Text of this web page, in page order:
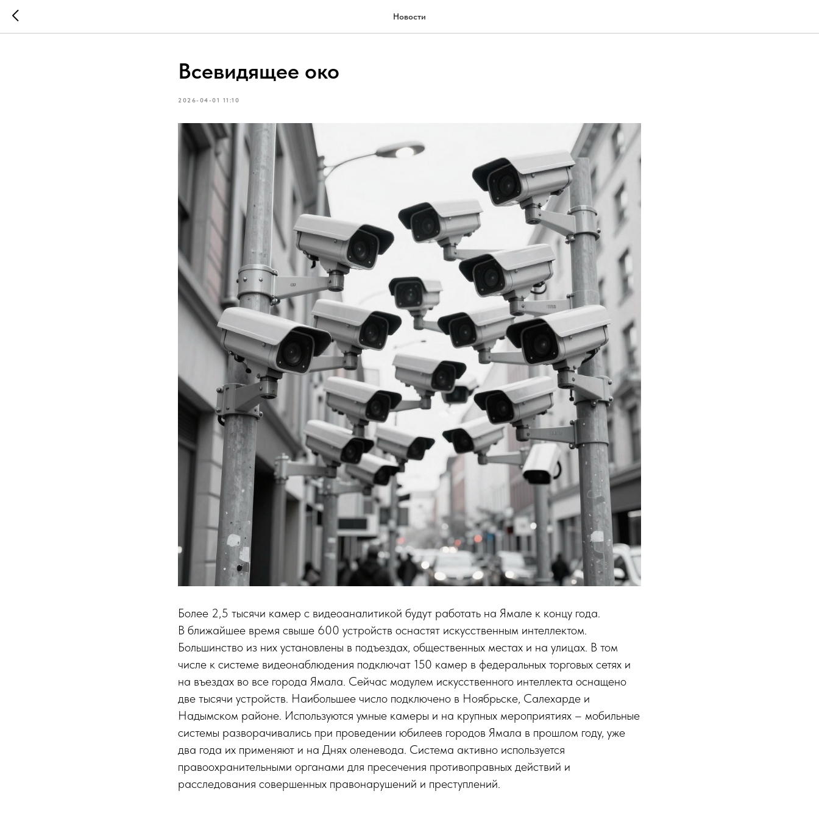
Новости
Всевидящее око
2026-04-01 11:10
Более 2,5 тысячи камер с видеоаналитикой будут работать на Ямале к концу года.
В ближайшее время свыше 600 устройств оснастят искусственным интеллектом.
Большинство из них установлены в подъездах, общественных местах и на улицах. В том
числе к системе видеонаблюдения подключат 150 камер в федеральных торговых сетях и
на въездах во все города Ямала. Сейчас модулем искусственного интеллекта оснащено
две тысячи устройств. Наибольшее число подключено в Ноябрьске, Салехарде и
Надымском районе. Используются умные камеры и на крупных мероприятиях – мобильные
системы разворачивались при проведении юбилеев городов Ямала в прошлом году, уже
два года их применяют и на Днях оленевода. Система активно используется
правоохранительными органами для пресечения противоправных действий и
расследования совершенных правонарушений и преступлений.